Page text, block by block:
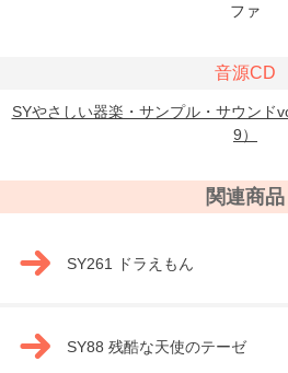
ファ
音源CD
SYやさしい器楽・サンプル・サウンド
9）
関連商品
SY261 ドラえもん
SY88 残酷な天使のテーゼ